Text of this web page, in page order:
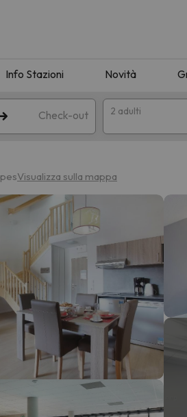
Info Stazioni Novità
Check-out 2 adulti
a modificare la destinazione.
la bussola, tornerà.
Visualizza sulla mappa